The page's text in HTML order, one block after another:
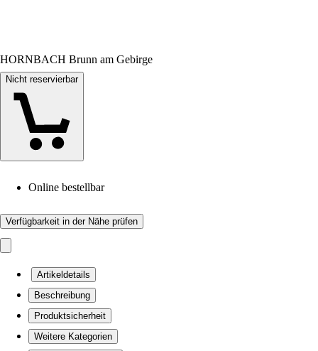
HORNBACH Brunn am Gebirge
Nicht reservierbar
Online bestellbar
Verfügbarkeit in der Nähe prüfen
Artikeldetails
Beschreibung
Produktsicherheit
Weitere Kategorien